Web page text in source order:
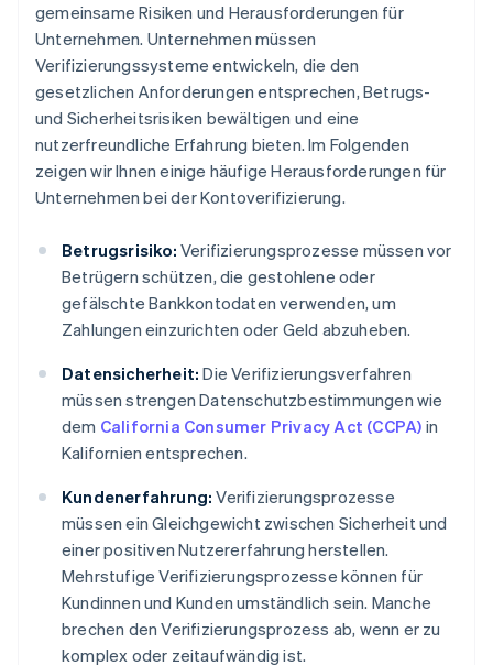
gemeinsame Risiken und Herausforderungen für
Unternehmen. Unternehmen müssen
Verifizierungssysteme entwickeln, die den
gesetzlichen Anforderungen entsprechen, Betrugs-
und Sicherheitsrisiken bewältigen und eine
nutzerfreundliche Erfahrung bieten. Im Folgenden
zeigen wir Ihnen einige häufige Herausforderungen für
Unternehmen bei der Kontoverifizierung.
Betrugsrisiko: Verifizierungsprozesse müssen vor
Betrügern schützen, die gestohlene oder
gefälschte Bankkontodaten verwenden, um
Zahlungen einzurichten oder Geld abzuheben.
Datensicherheit: Die Verifizierungsverfahren
müssen strengen Datenschutzbestimmungen wie
dem California Consumer Privacy Act (CCPA) in
Kalifornien entsprechen.
Kundenerfahrung: Verifizierungsprozesse
müssen ein Gleichgewicht zwischen Sicherheit und
einer positiven Nutzererfahrung herstellen.
Mehrstufige Verifizierungsprozesse können für
Kundinnen und Kunden umständlich sein. Manche
brechen den Verifizierungsprozess ab, wenn er zu
komplex oder zeitaufwändig ist.